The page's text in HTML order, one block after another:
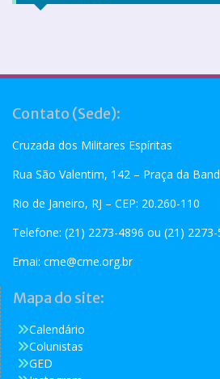
Contato (Sede):
Cruzada dos Militares Espíritas
Rua São Valentim, 142 – Praça da
Rio de Janeiro, RJ – CEP: 20.260-110
Telefone: (21) 2273-4896 ou (21) 2273-
Emai: cme@cme.org.br
Mapa do site:
Calendário
Colunistas
GED